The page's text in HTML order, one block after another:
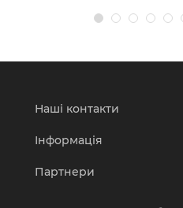
Наші контакти
Інформація
Партнери